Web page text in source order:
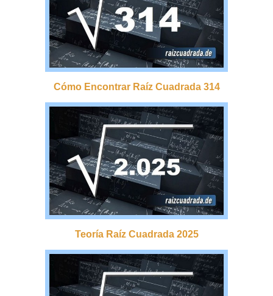
Cómo Encontrar Raíz Cuadrada 314
Teoría Raíz Cuadrada 2025